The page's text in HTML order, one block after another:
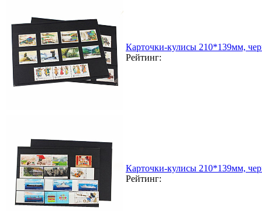
Карточки-кулисы 210*139мм,
Рейтинг:
Карточки-кулисы 210*139мм,
Рейтинг: